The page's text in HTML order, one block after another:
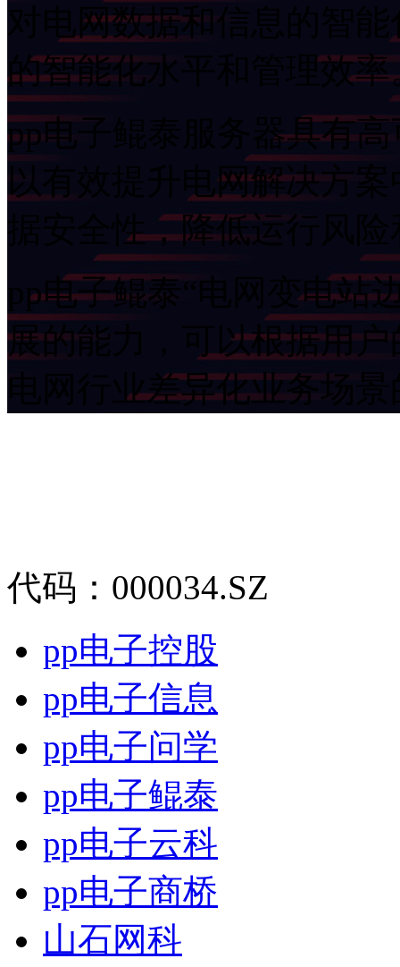
对电网数据和信息的智能化分
的智能化水平和管理效率
pp电子鲲泰服务器具有高可靠
以有效提升电网解决方
据安全性，降低运
pp电子鲲泰“电网变电
展的能力，可以根据用
电网行业差异化业务场
代码：000034.SZ
pp电子控股
pp电子信息
pp电子问学
pp电子鲲泰
pp电子云科
pp电子商桥
山石网科